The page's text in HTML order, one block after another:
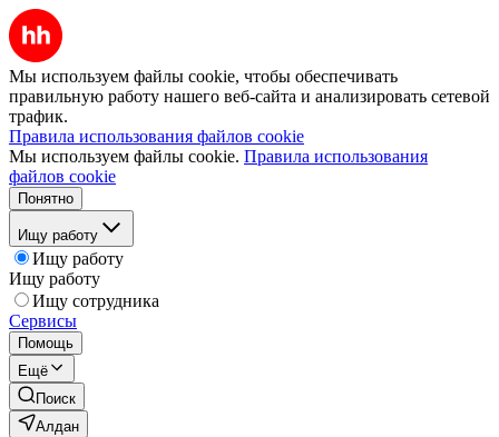
Мы используем файлы cookie, чтобы обеспечивать
правильную работу нашего веб-сайта и анализировать сетевой
трафик.
Правила использования файлов cookie
Мы используем файлы cookie. Правила использования
файлов cookie
Понятно
Ищу работу
Ищу работу
Ищу работу
Ищу сотрудника
Сервисы
Помощь
Ещё
Поиск
Алдан